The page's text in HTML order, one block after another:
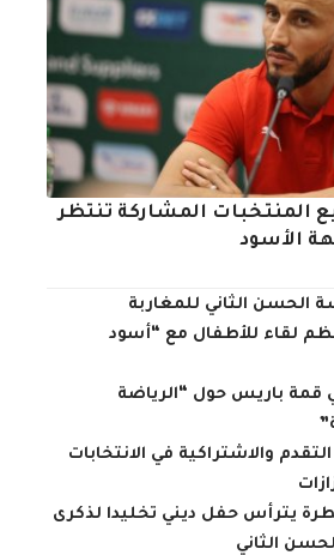
المنتخبات المشاركة تنتظر
الأسود
الحسن الثاني للمغاربة
لقاء للأطفال مع “أسود
باريس حول “الرياضة
والاشتراكية في الانتخابات
يترأس حفل ديني تخليدا لذكرى
الثاني